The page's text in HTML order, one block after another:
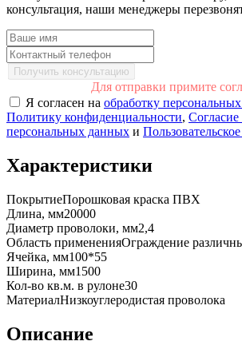
консультация, наши менеджеры
Получить консультацию
Для отправки примите
Я согласен на обработку
Политику конфиденциальности, Согласие
персональных данных и
Характеристики
ПокрытиеПорошковая краска ПВХ
Длина, мм20000
Диаметр проволоки, мм2,4
Область примененияОграждение
Ячейка, мм100*55
Ширина, мм1500
Кол-во кв.м. в рулоне30
МатериалНизкоуглеродистая проволока
Описание